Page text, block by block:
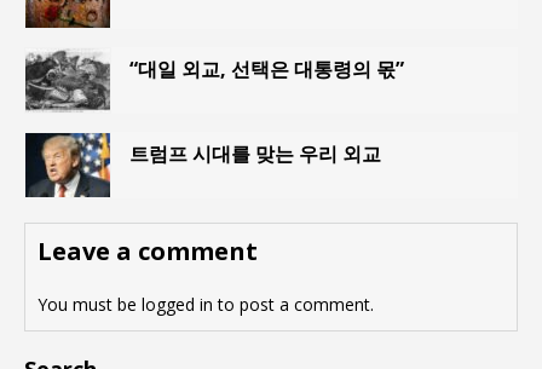
“대일 외교, 선택은 대통령의 몫”
트럼프 시대를 맞는 우리 외교
Leave a comment
You must be logged in to post a comment.